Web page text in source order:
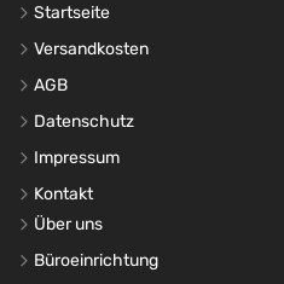
ültje
Ulrich natürlich
Unger(+8)
UNILUX(+2)
UNIVERSAL PLUS
uvex(+29)
VANISH (+2)
Startseite
Versandkosten
AGB
Datenschutz
Impressum
Kontakt
Über uns
Büroeinrichtung